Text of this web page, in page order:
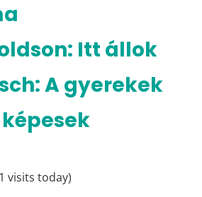
Itt állok
A gyerekek
visits today)